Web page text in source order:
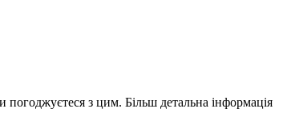
з цим. Більш детальна інформація